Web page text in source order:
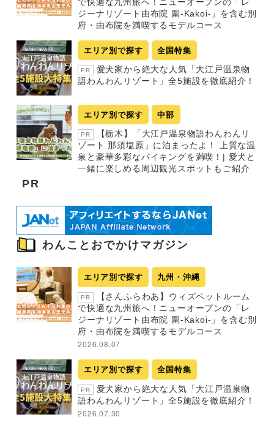
ジーナリゾート由布院 圍-Kakoi-」を含む別
府・由布院を満喫するモデルコース
エリア別で探す 全国特集
PR
愛犬家から絶大な人気「大江戸温泉物
語わんわんリゾート」全5施設を徹底紹介！
エリア別で探す 中部
PR
【栃木】「大江戸温泉物語わんわんリ
ゾート 那須塩原」に泊まったよ！ 上質な温
泉と豪華多彩なバイキングを満喫！| 愛犬と
一緒に楽しめる周辺観光スポットもご紹介
PR
わんことおでかけマガジン
エリア別で探す 九州・沖縄
PR
【さんふらわあ】ウィズペットルーム
で快適な九州旅へ！ニューオープンの「レ
ジーナリゾート由布院 圍-Kakoi-」を含む別
府・由布院を満喫するモデルコース
2026.08.07
エリア別で探す 全国特集
PR
愛犬家から絶大な人気「大江戸温泉物
語わんわんリゾート」全5施設を徹底紹介！
2026.07.30